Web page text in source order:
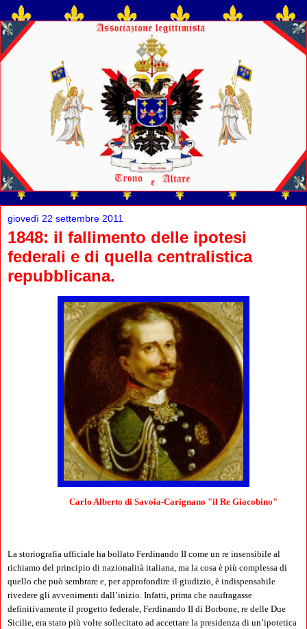
giovedì 22 settembre 2011
1848: il fallimento delle ipotesi
federali e di quella centralistica
repubblicana.
Carlo Alberto di Savoia-Carignano "il Re Giacobino"
La storiografia ufficiale ha bollato Ferdinando II come un re insensibile al
richiamo del principio di nazionalità italiana, ma la cosa è più complessa di
quello che può sembrare e, per approfondire il giudizio, è indispensabile
rivedere gli avvenimenti dall’inizio. Infatti, prima che naufragasse
definitivamente il progetto federale, Ferdinando II di Borbone, re delle Due
Sicilie, era stato più volte sollecitato ad accettare la presidenza di un’ipotetica